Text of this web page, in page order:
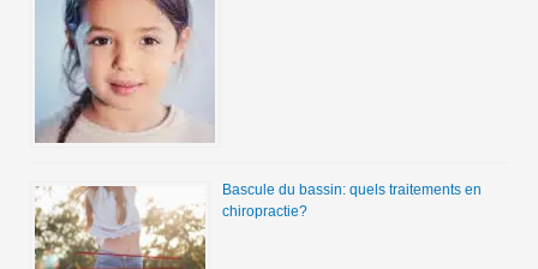
Bascule du bassin: quels traitements en
chiropractie?